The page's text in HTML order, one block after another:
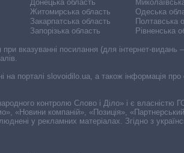
Донецька область
Житомирська область
Закарпатська область
Запорізька область
Одеська
Полтавська
Рівненська
вказуванні посилання (для інтернет-
на порталі slovoidilo.ua, а також інформація
контролю Слово і Діло» і є
«Новини компаній», «Позиція»,
у рекламних матеріалах. Згідно з